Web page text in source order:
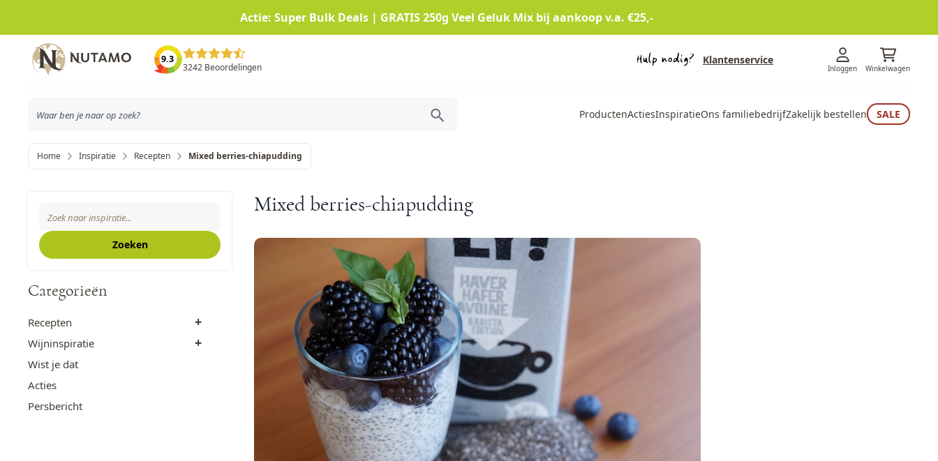
Actie: Super Bulk Deals | GRATIS 250g Veel Geluk Mix bij aankoop v.a. €25,-
Ga naar de inhoud
9.3
3242 Beoordelingen
Klantenservice
Inloggen Winkelwagen
ProductenActiesInspiratieOns familiebedrijfZakelijk bestellen SALE
Home Inspiratie Recepten Mixed berries-chiapudding
Zoeken
Categorieën
Recepten +
Wijninspiratie +
Wist je dat
Acties
Persbericht
Mixed berries-chiapudding